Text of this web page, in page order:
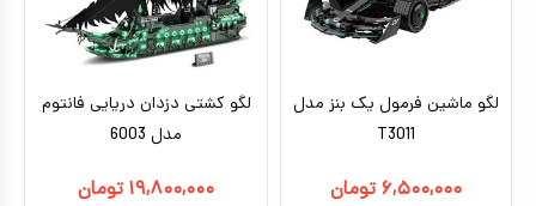
کیف و کوله پشتی
اسباب بازی مشاغل
اسباب بازی لوازم خانگی
لگو ماشین فرمول یک بنز مدل
T3011
۶,۵۰۰,۰۰۰ تومان
لگو کشتی دزدان دریایی فانتوم
مدل 6003
۱۹,۸۰۰,۰۰۰ تومان